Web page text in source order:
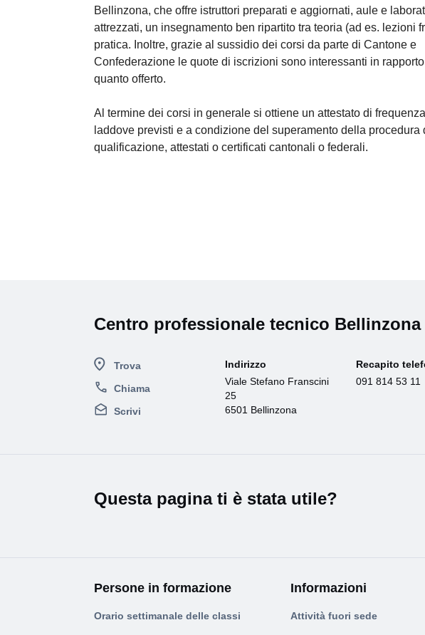
Bellinzona, che offre istruttori preparati e aggiornati, aule e
attrezzati, un insegnamento ben ripartito tra teoria (ad es. lezioni
pratica. Inoltre, grazie al sussidio dei corsi da parte di Cantone e
Confederazione le quote di iscrizioni sono interessanti in
quanto offerto.
Al termine dei corsi in generale si ottiene un attestato di
laddove previsti e a condizione del superamento della procedura
qualificazione, attestati o certificati cantonali o federali.
Centro professionale tecnico Bellinzona
Trova
Chiama
Scrivi
Indirizzo
Viale Stefano Franscini
25
6501 Bellinzona
Recapito
091 814 53 11
Questa pagina ti è stata utile?
Persone in formazione
Orario settimanale delle classi
Informazioni
Attività fuori sede